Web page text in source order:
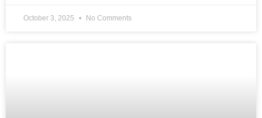
October 3, 2025 No Comments